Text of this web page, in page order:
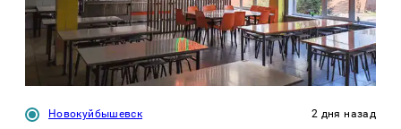
Новокуйбышевск 2 дня назад